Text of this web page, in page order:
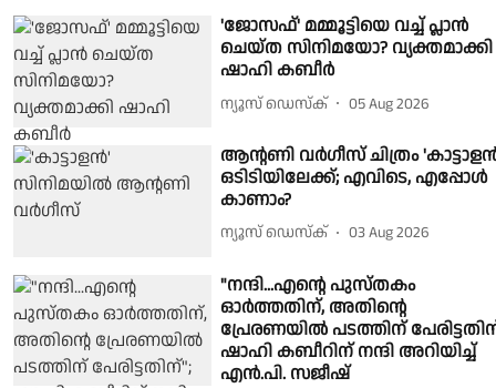
'ജോസഫ്' മമ്മൂട്ടിയെ വച്ച് പ്ലാൻ
ചെയ്ത സിനിമയോ? വ്യക്തമാക്കി
ഷാഹി കബീർ
ന്യൂസ് ഡെസ്ക് 05 Aug 2026
ആന്റണി വർഗീസ് ചിത്രം
ഒടിടിയിലേക്ക്; എവിടെ, എപ്പോൾ
കാണാം?
ന്യൂസ് ഡെസ്ക് 03 Aug 2026
"നന്ദി...എന്റെ പുസ്തകം
ഓർത്തതിന്, അതിന്റെ
പ്രേരണയിൽ പടത്തിന്
ഷാഹി കബീറിന് നന്ദി അറിയിച്ച്
എൻ.പി. സജീഷ്